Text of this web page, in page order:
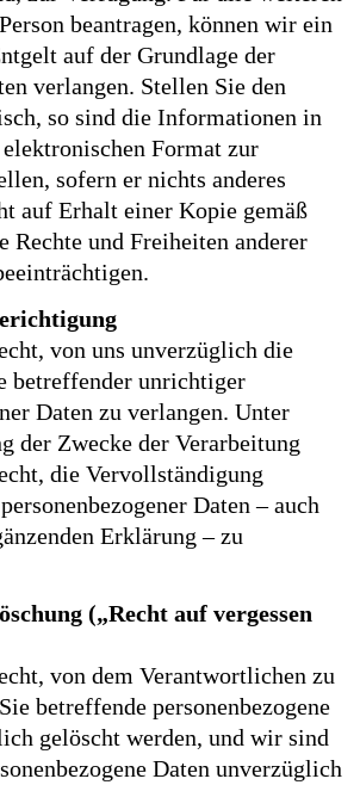
beantragen, können wir ein
auf der Grundlage der
verlangen. Stellen Sie den
so sind die Informationen in
Format zur
sofern er nichts anderes
auf Erhalt einer Kopie gemäß
Rechte und Freiheiten anderer
von uns unverzüglich die
betreffender unrichtiger
Daten zu verlangen. Unter
der Zwecke der Verarbeitung
die Vervollständigung
Daten – auch
Erklärung – zu
(„Recht auf vergessen
von dem Verantwortlichen zu
betreffende personenbezogene
gelöscht werden, und wir sind
Daten unverzüglich